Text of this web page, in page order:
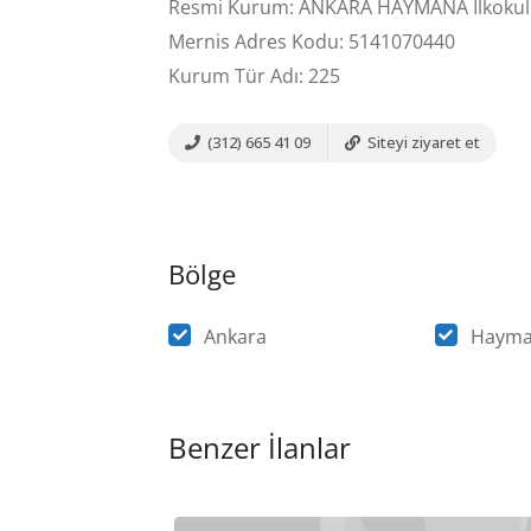
Resmi Kurum: ANKARA HAYMANA İlkokul
Mernis Adres Kodu: 5141070440
Kurum Tür Adı: 225
(312) 665 41 09 Siteyi ziyaret et
Bölge
Ankara
Benzer İlanlar